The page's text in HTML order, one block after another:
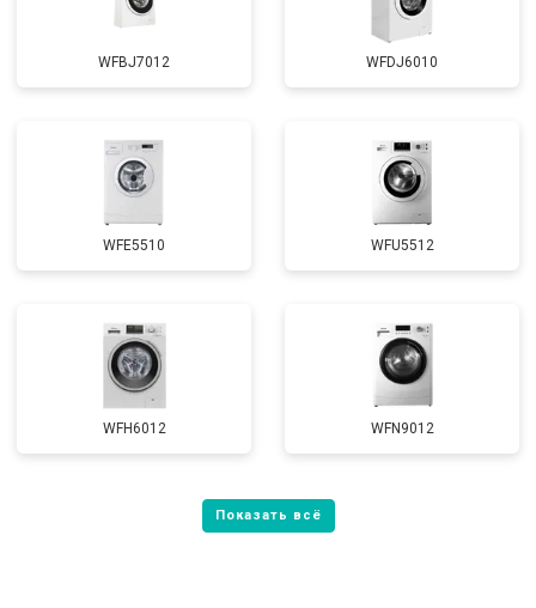
WFBJ7012 WFDJ6010
WFE5510 WFU5512
WFH6012 WFN9012